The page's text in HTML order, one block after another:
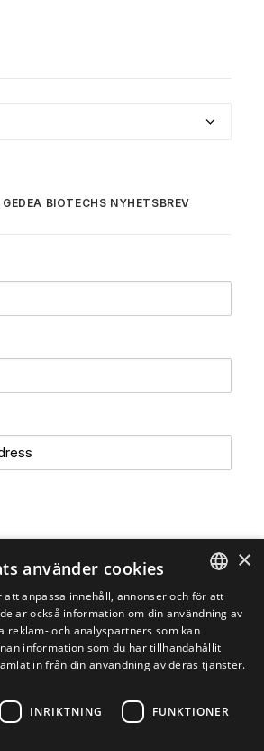
GEDEA BIOTECHS NYHETSBREV
Biotech. All rights reserved
ENGLISH
SVENSKA
×
använder cookies
att anpassa innehåll, annonser och för att
också information om din användning av
reklam- och analyspartners som kan
information som du har tillhandahållit
in från din användning av deras tjänster.
INRIKTNING FUNKTIONER